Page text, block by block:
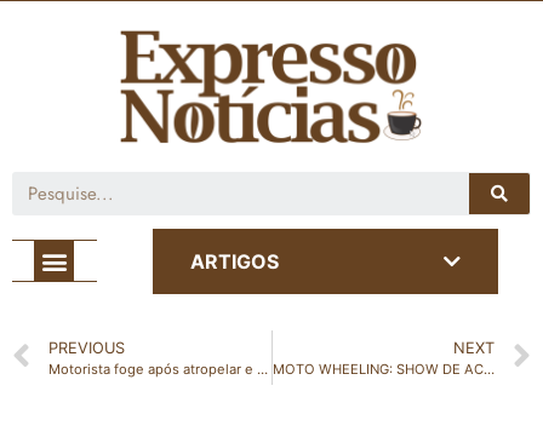
ARTIGOS
PREVIOUS
Motorista foge após atropelar e matar ciclista em Rio Bananal
NEXT
MOTO WHEELING: SHOW DE ACROBACIAS E MANOBRAS RADICAIS SOBRE DUAS RODAS PROMETE ADRENALIZAR O PÚBLICO NA EXPOSAMA